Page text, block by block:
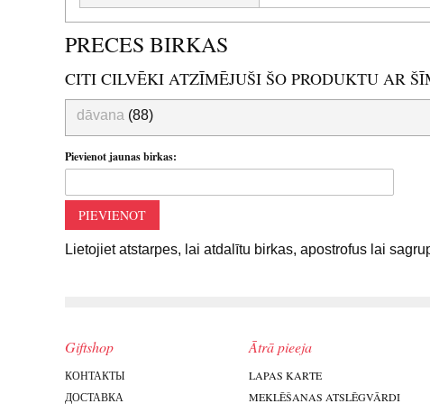
PRECES BIRKAS
CITI CILVĒKI ATZĪMĒJUŠI ŠO PRODUKTU AR
dāvana (88)
Pievienot jaunas birkas:
PIEVIENOT
Lietojiet atstarpes, lai atdalītu birkas, apostrofus lai
Giftshop
КОНТАКТЫ
ДОСТАВКА
Ātrā pieeja
LAPAS KARTE
MEKLĒŠANAS ATSLĒGVĀRDI